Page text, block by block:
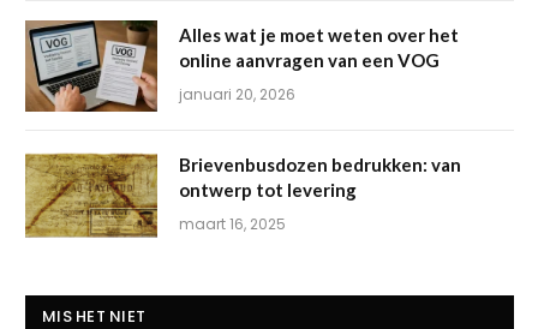
Alles wat je moet weten over het
online aanvragen van een VOG
januari 20, 2026
Brievenbusdozen bedrukken: van
ontwerp tot levering
maart 16, 2025
MIS HET NIET